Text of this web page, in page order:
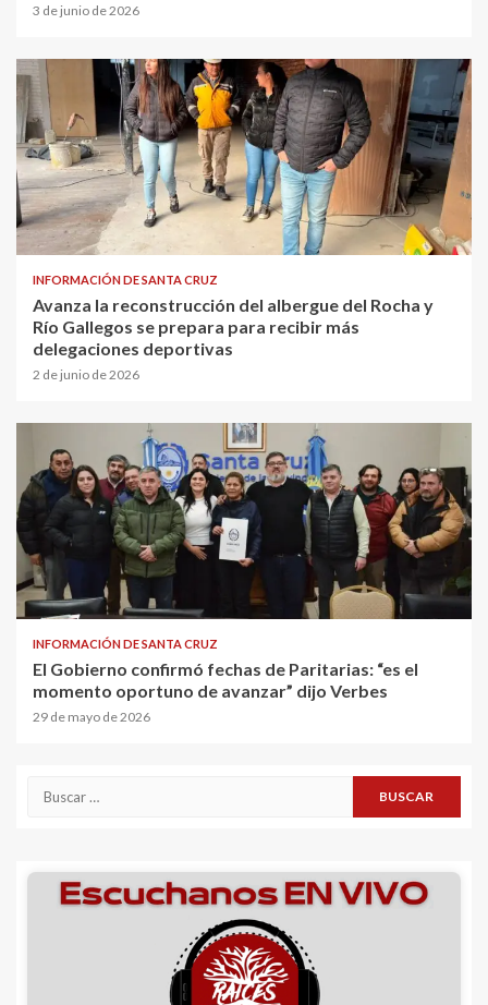
3 de junio de 2026
INFORMACIÓN DE SANTA CRUZ
Avanza la reconstrucción del albergue del Rocha y
Río Gallegos se prepara para recibir más
delegaciones deportivas
2 de junio de 2026
INFORMACIÓN DE SANTA CRUZ
El Gobierno confirmó fechas de Paritarias: “es el
momento oportuno de avanzar” dijo Verbes
29 de mayo de 2026
Buscar: